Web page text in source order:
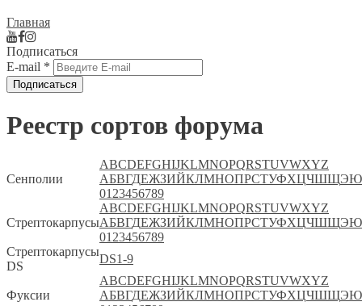
Главная
Подписаться
E-mail *
Реестр сортов форума
Сенполии
ABCDEFGHIJKLMNOPQRSTUVWXYZ
АБВГДЕЖЗИЙКЛМНОПРСТУФХЦЧШЩЭЮ
01 23456789
Стрептокарпусы
ABCDEFGHIJKLMNOPQRSTUVWXYZ
АБВГДЕЖЗИЙКЛМНОПРСТУФХЦЧШЩЭЮ
01 23456789
Стрептокарпусы
DS
DS1-9
Фуксии
ABCDEFGHIJKLMNOPQRSTUVWXYZ
АБВГДЕЖЗИЙКЛМНОПРСТУФХЦЧШЩЭЮ